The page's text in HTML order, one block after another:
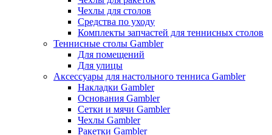
Чехлы для столов
Средства по уходу
Комплекты запчастей для теннисных столов
Теннисные столы Gambler
Для помещений
Для улицы
Аксессуары для настольного тенниса Gambler
Накладки Gambler
Основания Gambler
Сетки и мячи Gambler
Чехлы Gambler
Ракетки Gambler